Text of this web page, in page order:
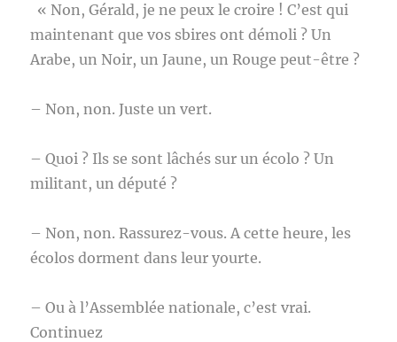
« Non, Gérald, je ne peux le croire ! C’est qui
maintenant que vos sbires ont démoli ? Un
Arabe, un Noir, un Jaune, un Rouge peut-être ?
– Non, non. Juste un vert.
– Quoi ? Ils se sont lâchés sur un écolo ? Un
militant, un député ?
– Non, non. Rassurez-vous. A cette heure, les
écolos dorment dans leur yourte.
– Ou à l’Assemblée nationale, c’est vrai.
Continuez